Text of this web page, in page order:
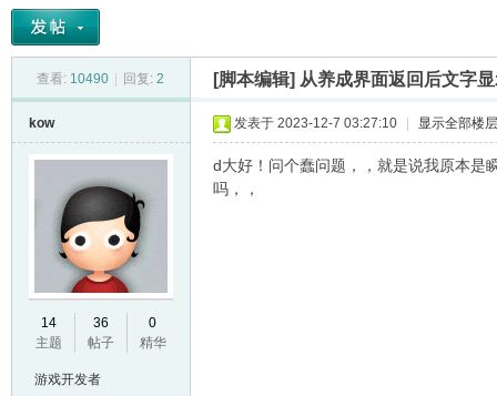
› ›
查看: 10490 回复: 2 [脚本编辑] 从养成界面返回后文字
kow
14
主题
36
帖子
0
精华
游戏开发者
发表于 2023-12-7 03:27:10 显示全部楼层
d大好！问个蠢问题，，就是说我原本是
吗，，